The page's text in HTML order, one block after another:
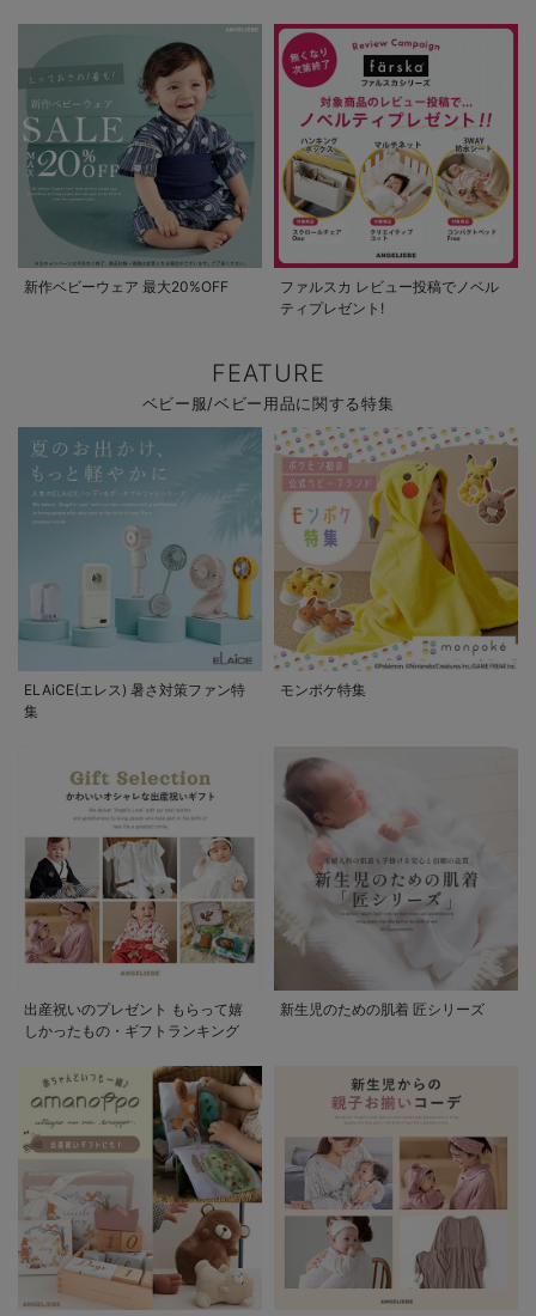
新作ベビーウェア 最大20%OFF
ファルスカ レビュー投稿でノベル
ティプレゼント!
FEATURE
ベビー服/ベビー用品に関する特集
ELAiCE(エレス) 暑さ対策ファン特
集
モンポケ特集
出産祝いのプレゼント もらって嬉
しかったもの・ギフトランキング
新生児のための肌着 匠シリーズ